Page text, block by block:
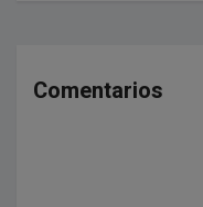
Comentarios